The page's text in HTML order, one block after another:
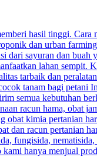
hasil tinggi.
dan urban
dari sayuran dan
lahan sempit.
tarbaik dan
tanam bagi petani
semua kebutuhan
racun hama, obat
obat kimia pertanian
racun pertanian
fungisida,
hanya menjual